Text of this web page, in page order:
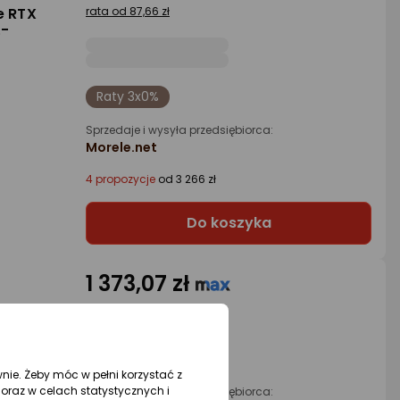
rata od 87,66 zł
Raty 3x0%
Sprzedaje i wysyła przedsiębiorca:
Morele.net
4 propozycje od 3 266 zł
Do koszyka
1 373,07 zł
Sprzedaje i wysyła przedsiębiorca:
Żeby móc w pełni korzystać z
w celach statystycznych i